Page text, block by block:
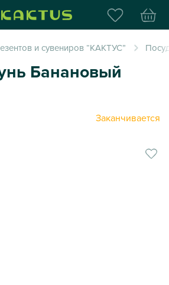
Интернет-магазин
и сувениров “КАКТУС”
Банановый
Заканчивается